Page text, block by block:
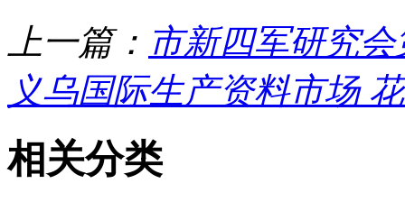
上一篇： 市新四军研究
义乌国际生产资料市场
相关分类